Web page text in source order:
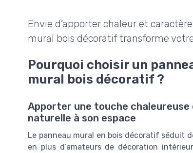
Envie d’apporter chaleur et
mural bois décoratif transforme
Pourquoi choisir un
mural bois décoratif ?
Apporter une touche chaleureuse
naturelle à son espace
Le panneau mural en bois décoratif séduit
en plus d’amateurs de décoration